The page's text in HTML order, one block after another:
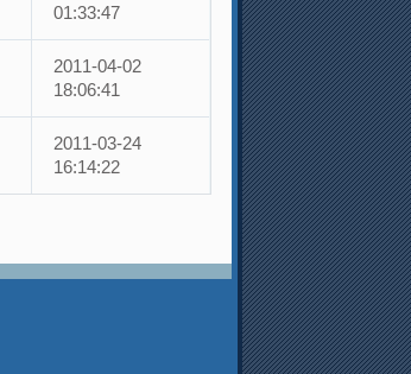
01:33:47
2011-04-02
18:06:41
2011-03-24
16:14:22